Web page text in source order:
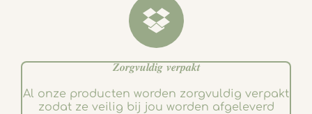
𝒁𝒐𝒓𝒈𝒗𝒖𝒍𝒅𝒊𝒈 𝒗𝒆𝒓𝒑𝒂𝒌𝒕
Al onze producten worden zorgvuldig verpakt
zodat ze veilig bij jou worden afgeleverd